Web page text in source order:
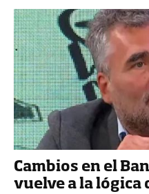
Cambios en el
vuelve a la lógica